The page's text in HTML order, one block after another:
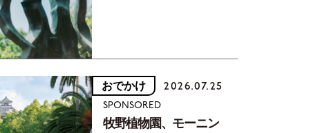
おでかけ 2026.07.25
SPONSORED
牧野植物園、モーニン